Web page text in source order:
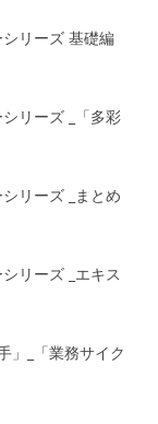
リーズ 基礎編
リーズ _「多彩
リーズ _まとめ
リーズ _エキス
_「業務サイク